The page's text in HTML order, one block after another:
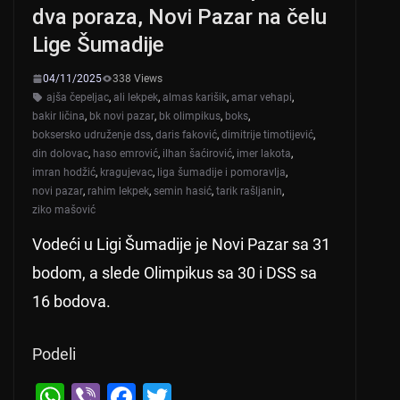
dva poraza, Novi Pazar na čelu
Lige Šumadije
04/11/2025
338 Views
ajša čepeljac, ali lekpek, almas karišik, amar vehapi,
bakir ličina, bk novi pazar, bk olimpikus, boks,
boksersko udruženje dss, daris faković, dimitrije timotijević,
din dolovac, haso emrović, ilhan šaćirović, imer lakota,
imran hodžić, kragujevac, liga šumadije i pomoravlja,
novi pazar, rahim lekpek, semin hasić, tarik rašljanin,
ziko mašović
Vodeći u Ligi Šumadije je Novi Pazar sa 31
bodom, a slede Olimpikus sa 30 i DSS sa
16 bodova.
Podeli